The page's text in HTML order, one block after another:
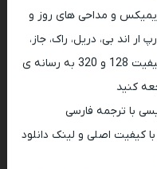
ریمیکس و مداحی های روز و
اند بی، دریل، راک، جاز،
هیپ هاپ و اپرا همراه با متن کامل و کیفیت 128 و 320 به رسانه ی
کنید
با ترجمه فارسی
کیفیت اصلی و لینک دانلود